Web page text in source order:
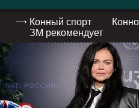
Конный спорт
ЗМ рекомендует